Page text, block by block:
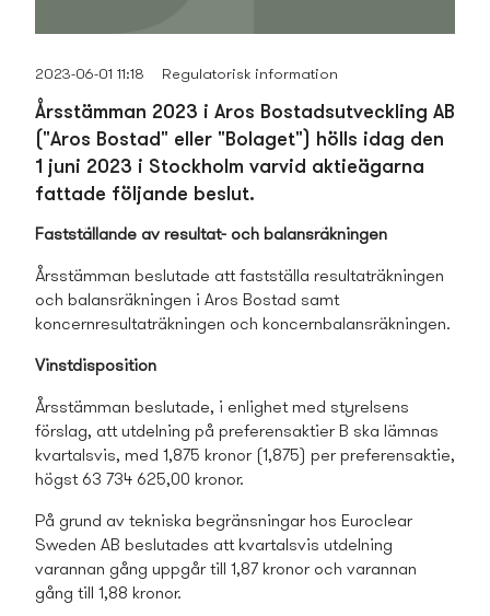
2023-06-01 11:18 Regulatorisk information
Årsstämman 2023 i Aros Bostads­utveckling AB
("Aros Bostad" eller "Bolaget") hölls idag den
1 juni 2023 i Stockholm varvid aktieägarna
fattade följande beslut.
Fastställande av resultat- och balansräkningen
Årsstämman beslutade att fastställa resultaträkningen
och balansräkningen i Aros Bostad samt
koncernresultaträkningen och koncernbalansräkningen.
Vinstdisposition
Årsstämman beslutade, i enlighet med styrelsens
förslag, att utdelning på preferensaktier B ska lämnas
kvartalsvis, med 1,875 kronor (1,875) per preferensaktie,
högst 63 734 625,00 kronor.
På grund av tekniska begränsningar hos Euroclear
Sweden AB beslutades att kvartalsvis utdelning
varannan gång uppgår till 1,87 kronor och varannan
gång till 1,88 kronor.